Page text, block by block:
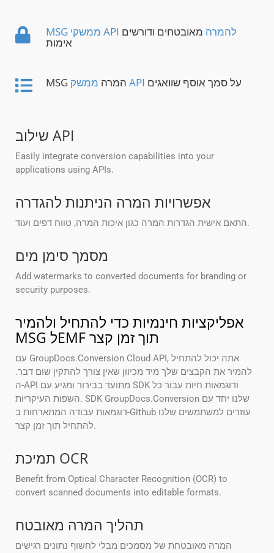
MSG ממשקי API להמרה מאובטחים ודורשים
אימות
MSG המרה ממשק API על סמך אוסף שוואגים
שילוב API
Easily integrate conversion capabilities into your
applications using APIs.
אפשרויות המרה הניתנות להגדרה
התאם אישית הגדרות המרה כגון איכות המרה, טווח דפים ועוד.
מסמך סימן מים
Add watermarks to converted documents for branding or
security purposes.
אפליקציות חינמיות כדי להתחיל ולהמיר
MSG לEMF תוך זמן קצר
עם GroupDocs.Conversion Cloud API, אתה יכול להתחיל
להמיר את הקבצים שלך מיד מכיוון שאין צורך להתקין שום דבר.
ה-API מתועד בבירור ומגיע עם SDK ודוגמאות חיות עבור כל
השפות העיקריות. SDK GroupDocs.Conversion שלנו יחד עם
דוגמאות עבודה המתארחות ב-Github עוזרים למשתמשים שלנו
להתחיל תוך זמן קצר.
תמיכת OCR
Benefit from Optical Character Recognition (OCR) to
convert scanned documents into editable formats.
תהליך המרה מאובטח
המרה מאובטחת של מסמכים מבלי לחשוף נתונים רגישים